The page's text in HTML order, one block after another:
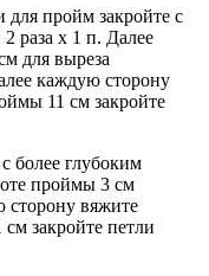
для пройм закройте с
раза х 1 п. Далее
для выреза
каждую сторону
11 см закройте
более глубоким
проймы 3 см
сторону вяжите
закройте петли